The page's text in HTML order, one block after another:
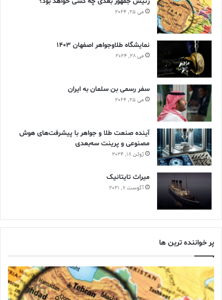
می 25, 2024
نمایشگاه طلاوجواهر اصفهان 1403
می 28, 2024
سفر رسمی بن سلمان به ایران
می 25, 2024
آینده صنعت طلا و جواهر با پیشرفت‌های هوش
مصنوعی و پرینت سه‌بعدی
ژوئن 18, 2024
ميراث تايتانيک
آگوست 7, 2021
پر خواننده ترین ها